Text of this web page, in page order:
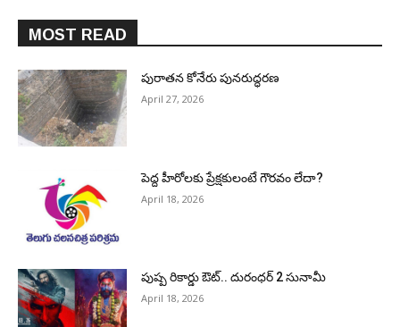
MOST READ
పురాత‌న కోనేరు పున‌రుద్ధ‌ర‌ణ
April 27, 2026
పెద్ద హీరోల‌కు ప్రేక్ష‌కులంటే గౌర‌వం లేదా?
April 18, 2026
పుష్ప రికార్డు ఔట్‌.. దురంధ‌ర్ 2 సునామీ
April 18, 2026